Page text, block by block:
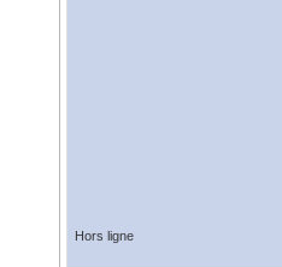
Hors ligne